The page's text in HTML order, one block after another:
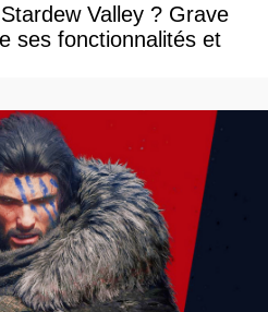
Valley ? Grave
ses fonctionnalités et